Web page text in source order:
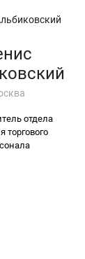
отдела
торгового